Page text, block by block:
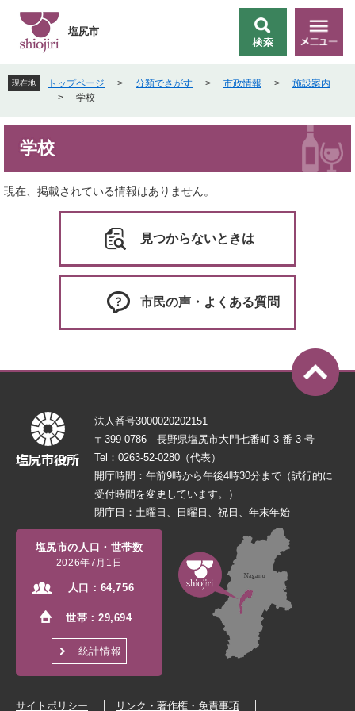
先
頭
す
を
飛
し
文
へ
索
メ
ニ
ー
塩尻市
現在地 トップページ > 分類でさがす > 市政情報 >
施設案内
>
学校
学校
現在、掲載されている情報はありません。
見つからないときは
市民の声・よくある質問
法人番号3000020202151
〒399-0786 長野県塩尻市大門七番町 3 番 3 号
Tel：0263-52-0280（代表）
開庁時間：午前9時から午後4時30分まで（試行的に
受付時間を変更しています。）
閉庁日：土曜日、日曜日、祝日、年末年始
塩尻市の人口・世帯数
2026年7月1日
人口： 64,756
世帯：29,694
統計情報
サイトポリシー リンク・著作権・免責事項